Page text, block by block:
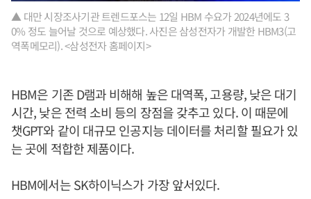
▲ 대만 시장조사기관 트렌드포스는 12일 HBM 수요가 2024년에도 3
0% 정도 늘어날 것으로 예상했다. 사진은 삼성전자가 개발한 HBM3(고
역폭메모리). <삼성전자 홈페이지>
HBM은 기존 D램과 비해해 높은 대역폭, 고용량, 낮은 대기
시간, 낮은 전력 소비 등의 장점을 갖추고 있다. 이 때문에
챗GPT와 같이 대규모 인공지능 데이터를 처리할 필요가 있
는 곳에 적합한 제품이다.
HBM에서는 SK하이닉스가 가장 앞서있다.